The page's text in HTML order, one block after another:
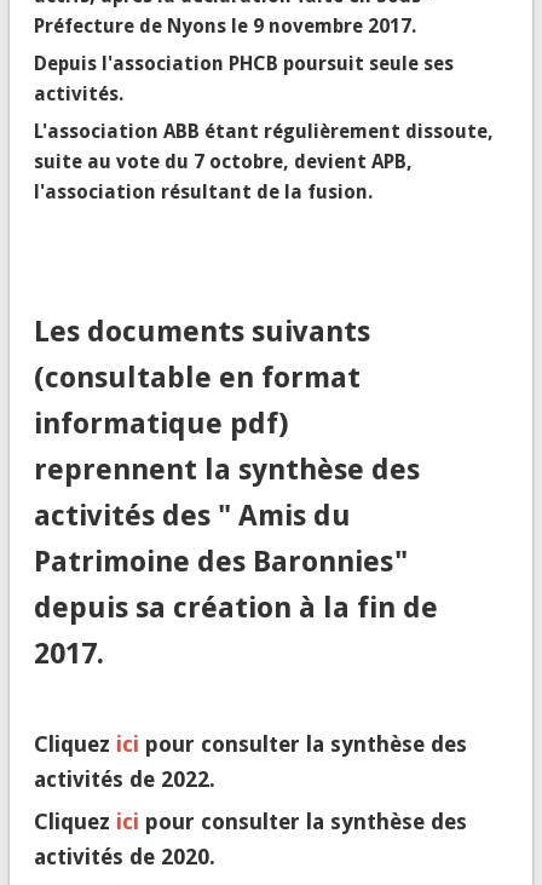
Préfecture de Nyons le 9 novembre 2017.
Depuis l'association PHCB poursuit seule ses
activités.
L'association ABB étant régulièrement dissoute,
suite au vote du 7 octobre, devient APB,
l'association résultant de la fusion.
Les documents suivants
(consultable en format
informatique pdf)
reprennent la synthèse des
activités des " Amis du
Patrimoine des Baronnies"
depuis sa création à la fin de
2017.
Cliquez ici pour consulter la synthèse des
activités de 2022.
Cliquez ici pour consulter la synthèse des
activités de 2020.